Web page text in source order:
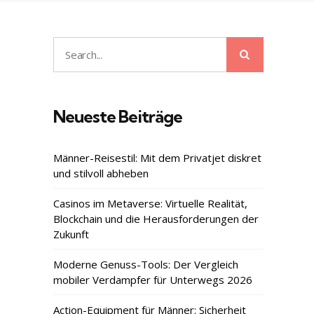
Search
for:
Neueste Beiträge
Männer-Reisestil: Mit dem Privatjet diskret
und stilvoll abheben
Casinos im Metaverse: Virtuelle Realität,
Blockchain und die Herausforderungen der
Zukunft
Moderne Genuss-Tools: Der Vergleich
mobiler Verdampfer für Unterwegs 2026
Action-Equipment für Männer: Sicherheit